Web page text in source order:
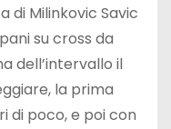
di Milinkovic Savic
su cross da
dell’intervallo il
la prima
di poco, e poi con